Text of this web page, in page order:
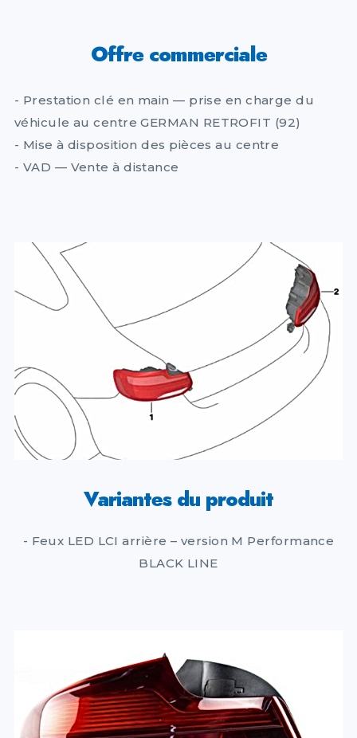
Offre commerciale
- Prestation clé en main — prise en charge du
véhicule au centre GERMAN RETROFIT (92)
- Mise à disposition des pièces au centre
- VAD — Vente à distance
Variantes du produit
- Feux LED LCI arrière – version M Performance
BLACK LINE